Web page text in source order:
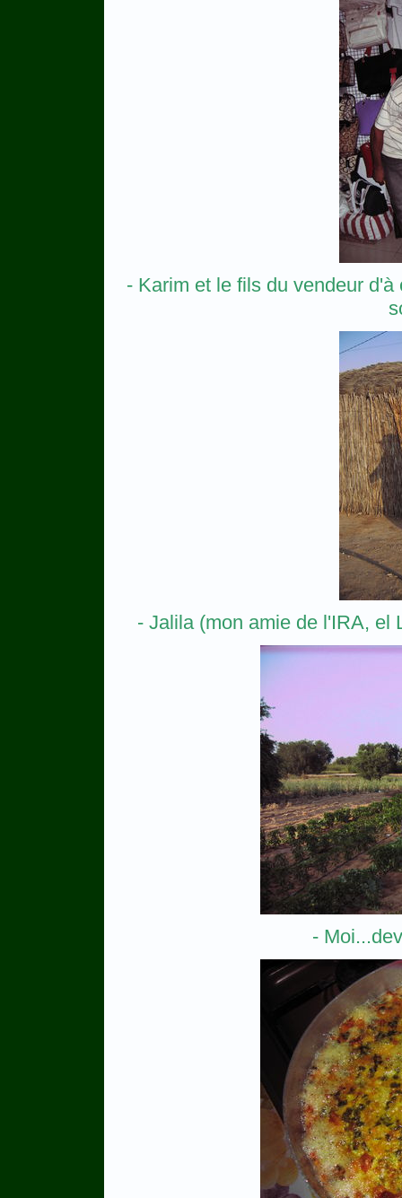
- Karim et le fils du vendeur
- Jalila (mon amie de l'IRA, el
-